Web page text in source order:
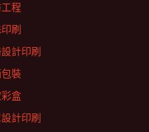
程
刷
計印刷
裝
盒
計印刷